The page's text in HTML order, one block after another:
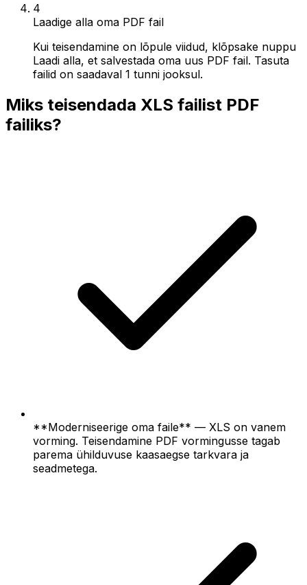
4
Laadige alla oma PDF fail
Kui teisendamine on lõpule viidud, klõpsake nuppu
Laadi alla, et salvestada oma uus PDF fail. Tasuta
failid on saadaval 1 tunni jooksul.
Miks teisendada XLS failist PDF
failiks?
**Moderniseerige oma faile** — XLS on vanem
vorming. Teisendamine PDF vormingusse tagab
parema ühilduvuse kaasaegse tarkvara ja
seadmetega.